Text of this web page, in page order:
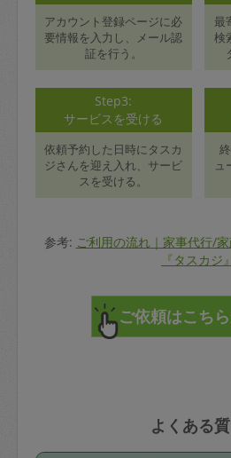
アカウント登録ページに必
要情報を入力し、メール認
証を行う。
最
検
Step3:
サービスを受ける
依頼予約した日時にタスカ
ジさんを迎え入れ、サービ
スを受ける。
ュ
参考: ご利用の流れ｜家事代行/
『タスカジ』
よくある